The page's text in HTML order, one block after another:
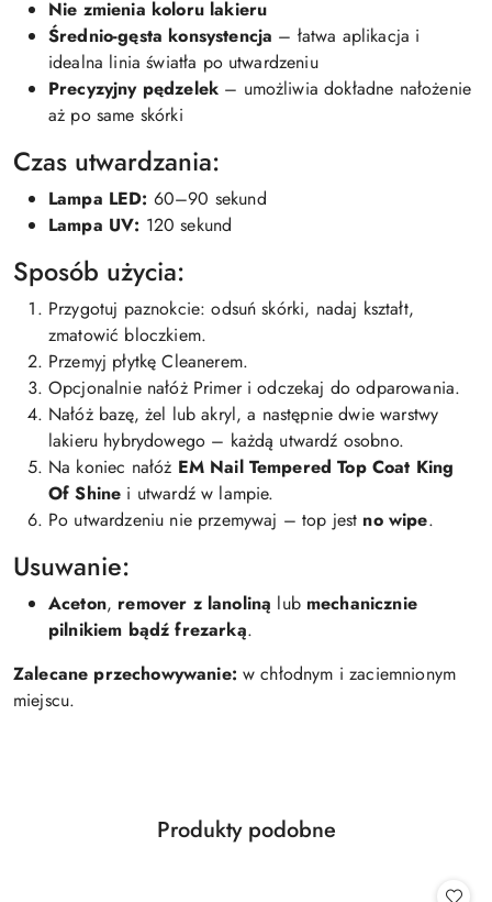
Nie zmienia koloru lakieru
Średnio-gęsta konsystencja – łatwa aplikacja i
idealna linia światła po utwardzeniu
Precyzyjny pędzelek – umożliwia dokładne nałożenie
aż po same skórki
Czas utwardzania:
Lampa LED: 60–90 sekund
Lampa UV: 120 sekund
Sposób użycia:
Przygotuj paznokcie: odsuń skórki, nadaj kształt,
zmatowić bloczkiem.
Przemyj płytkę Cleanerem.
Opcjonalnie nałóż Primer i odczekaj do odparowania.
Nałóż bazę, żel lub akryl, a następnie dwie warstwy
lakieru hybrydowego – każdą utwardź osobno.
Na koniec nałóż EM Nail Tempered Top Coat King
Of Shine i utwardź w lampie.
Po utwardzeniu nie przemywaj – top jest no wipe.
Usuwanie:
Aceton, remover z lanoliną lub mechanicznie
pilnikiem bądź frezarką.
Zalecane przechowywanie: w chłodnym i zaciemnionym
miejscu.
Pomiń karuzelę produktów
Produkty
Produkty podobne